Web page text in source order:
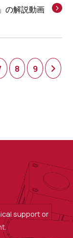
の解説動画
8 9
support or